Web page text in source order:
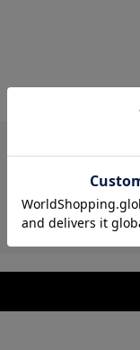
レビュー